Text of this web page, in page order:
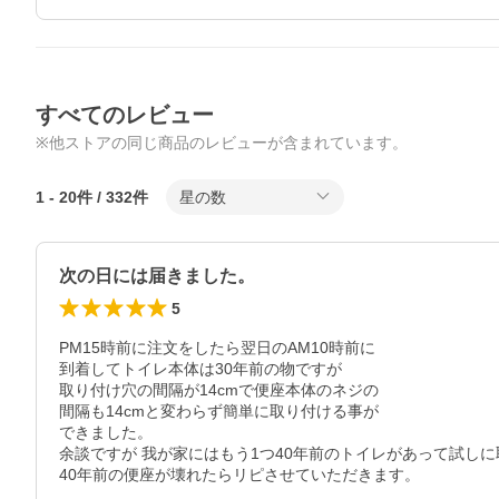
すべてのレビュー
※他ストアの同じ商品のレビューが含まれています。
1 - 20件 / 332件 星の数
次の日には届きました。
5
PM15時前に注文をしたら翌日のAM10時前に
到着してトイレ本体は30年前の物ですが
取り付け穴の間隔が14cmで便座本体のネジの
間隔も14cmと変わらず簡単に取り付ける事が
できました。
余談ですが 我が家にはもう1つ40年前のトイレがあって試し
40年前の便座が壊れたらリピさせていただきます。